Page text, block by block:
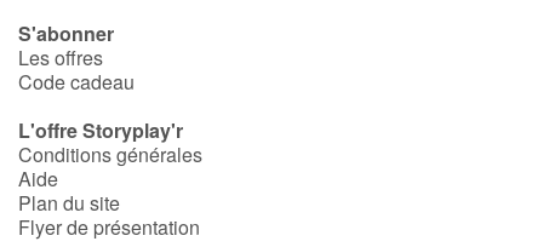
S'abonner
Les offres
Code cadeau
L'offre Storyplay'r
Conditions générales
Aide
Plan du site
Flyer de présentation